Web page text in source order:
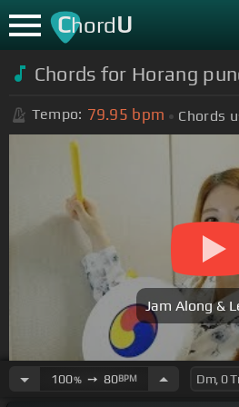
ChordU
Chords for Horang
Tempo: 79.95 bpm Chords
Jam Along &
100%➙ 80BPM